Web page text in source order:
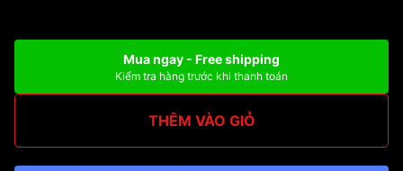
Mua ngay - Free shipping
Kiểm tra hàng trước khi thanh toán
THÊM VÀO GIỎ